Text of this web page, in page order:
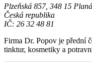
Plzeňská 857, 348 15 Planá
Česká republika
IČ: 26 32 48 81
Firma Dr. Popov je přední
tinktur, kosmetiky a